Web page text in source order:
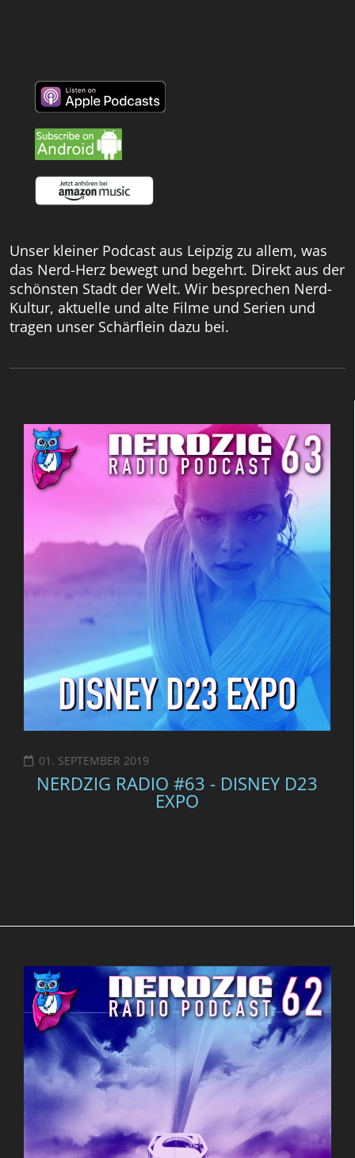
Unser kleiner Podcast aus Leipzig zu allem, was
das Nerd-Herz bewegt und begehrt. Direkt aus der
schönsten Stadt der Welt. Wir besprechen Nerd-
Kultur, aktuelle und alte Filme und Serien und
tragen unser Schärflein dazu bei.
01. SEPTEMBER 2019
NERDZIG RADIO #63 - DISNEY D23
EXPO